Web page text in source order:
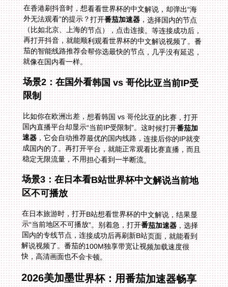
在香港刷抖音时，想看看世界杯的中文解说，却弹出“海
外无法观看”的提示？打开番茄加速器，选择国内的节点
（比如北京、上海的节点），点击连接。等连接成功后，
再打开抖音，就能顺利观看世界杯的中文解说视频了。番
茄的智能线路推荐会帮你选最快的节点，几乎没有延迟，
就像在国内看一样。
场景2：在国外看韩国 vs 哥伦比亚当前IP受
限制
比如你在欧洲出差，想看韩国 vs 哥伦比亚的比赛，打开
国内直播平台却显示“当前IP受限制”。这时候打开番茄加
速器，它会自动推荐最优的国内线路，连接后你的IP就变
成国内的了。再打开平台，就能正常观看比赛直播，而且
稳定无限流量，不用担心看到一半断流。
场景3：在日本看B站世界杯中文解说当前地
区不可播放
在日本旅游时，打开B站想看世界杯的中文解说，结果显
示“当前地区不可播放”。别着急，打开番茄加速器，选择
国内的专线节点，连接成功后再刷新B站页面，就能看到
解说视频了。番茄的100M独享带宽让视频加载速度很
快，高清画面也不会卡顿。
2026美加墨世界杯：用番茄加速器畅享